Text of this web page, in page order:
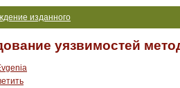
изданного
уязвимостей